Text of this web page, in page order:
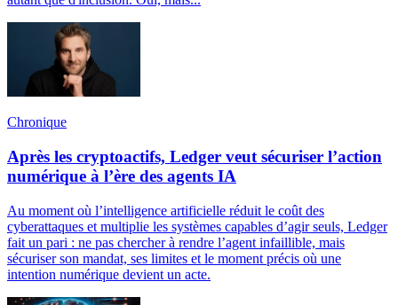
Chronique
Après les cryptoactifs, Ledger veut sécuriser l’action
numérique à l’ère des agents IA
Au moment où l’intelligence artificielle réduit le coût des
cyberattaques et multiplie les systèmes capables d’agir seuls, Ledger
fait un pari : ne pas chercher à rendre l’agent infaillible, mais
sécuriser son mandat, ses limites et le moment précis où une
intention numérique devient un acte.